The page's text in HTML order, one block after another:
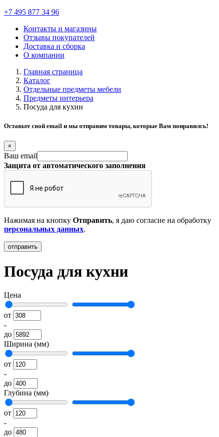
+7 495 877 34 96
Контакты и магазины
Отзывы покупателей
Доставка и сборка
О компании
Главная страница
Каталог
Отдельные предметы мебели
Предметы интерьера
Посуда для кухни
Оставьте свой email и мы отправим товары, которые Вам понравилсь!
×
Ваш email
Защита от автоматического заполнения
Нажимая на кнопку Отправить, я даю согласие на обработку
персональных данных.
Посуда для кухни
Цена
от
-
до
Ширина (мм)
от
-
до
Глубина (мм)
от
-
до